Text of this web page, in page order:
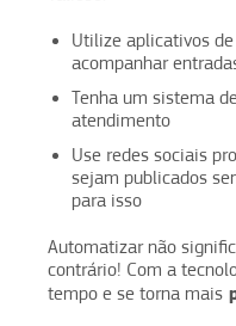
Utilize aplicativos
acompanhar
Tenha um sistema
atendimento
Use redes sociais
sejam publicados
para isso
Automatizar não
contrário! Com a
tempo e se torna mais